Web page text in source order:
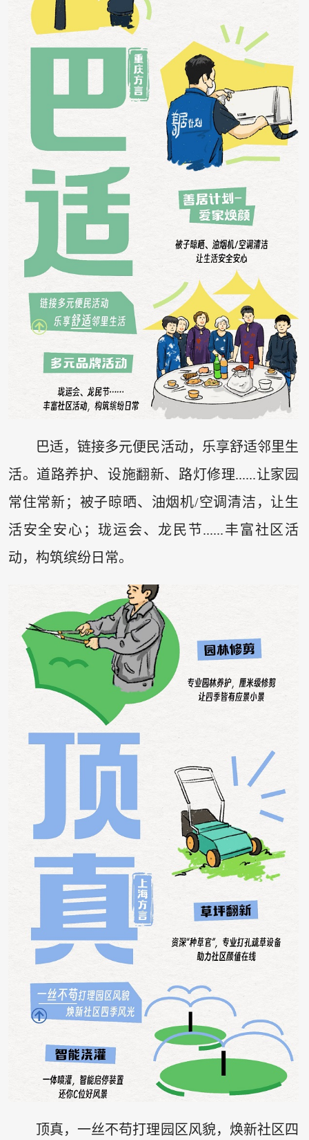
巴适，链接多元便民活动，乐享舒适邻里生
活。道路养护、设施翻新、路灯修理......让家园
常住常新；被子晾晒、油烟机/空调清洁，让生
活安全安心；珑运会、龙民节......丰富社区活
动，构筑缤纷日常。
顶真，一丝不苟打理园区风貌，焕新社区四